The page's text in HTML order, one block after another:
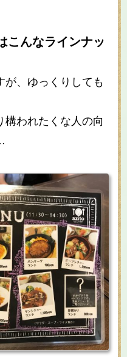
こんなラインナッ
が、ゆっくりしても
構われたくな人の向